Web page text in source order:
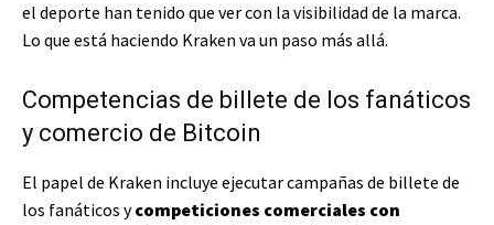
el deporte han tenido que ver con la visibilidad de la marca.
Lo que está haciendo Kraken va un paso más allá.
Competencias de billete de los fanáticos
y comercio de Bitcoin
El papel de Kraken incluye ejecutar campañas de billete de
los fanáticos ycompeticiones comerciales con